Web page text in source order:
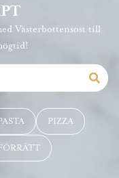
Västerbottensost till
PIZZA